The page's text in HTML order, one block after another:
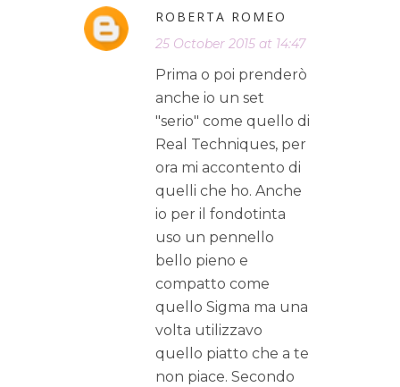
ROBERTA ROMEO
25 October 2015 at 14:47
Prima o poi prenderò
anche io un set
"serio" come quello di
Real Techniques, per
ora mi accontento di
quelli che ho. Anche
io per il fondotinta
uso un pennello
bello pieno e
compatto come
quello Sigma ma una
volta utilizzavo
quello piatto che a te
non piace. Secondo